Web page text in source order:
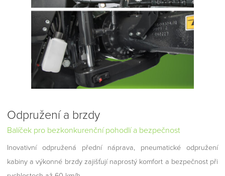
Odpružení a brzdy
Balíček pro bezkonkurenční pohodlí a bezpečnost
Inovativní odpružená přední náprava, pneumatické odpružení
kabiny a výkonné brzdy zajišťují naprostý komfort a bezpečnost při